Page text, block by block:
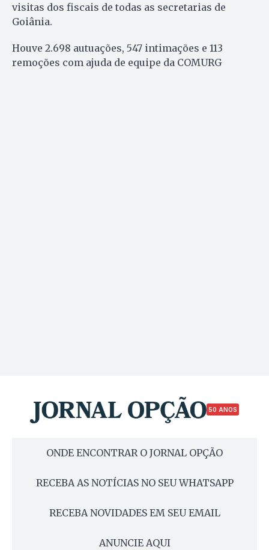
visitas dos fiscais de todas as secretarias de
Goiânia.
Houve 2.698 autuações, 547 intimações e 113
remoções com ajuda de equipe da COMURG
50 ANOS
ONDE ENCONTRAR O JORNAL OPÇÃO
RECEBA AS NOTÍCIAS NO SEU WHATSAPP
RECEBA NOVIDADES EM SEU EMAIL
ANUNCIE AQUI